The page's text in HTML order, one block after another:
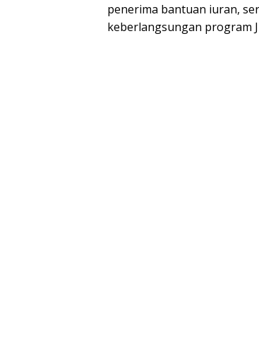
penerima bantuan iuran,
keberlangsungan program